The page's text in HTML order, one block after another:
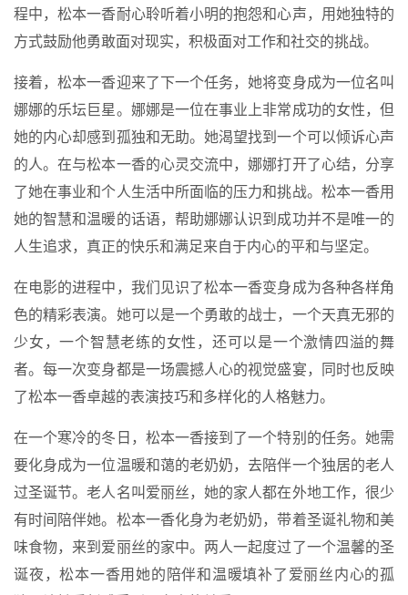
程中，松本一香耐心聆听着小明的抱怨和心声，用她独特的
方式鼓励他勇敢面对现实，积极面对工作和社交的挑战。
接着，松本一香迎来了下一个任务，她将变身成为一位名叫
娜娜的乐坛巨星。娜娜是一位在事业上非常成功的女性，但
她的内心却感到孤独和无助。她渴望找到一个可以倾诉心声
的人。在与松本一香的心灵交流中，娜娜打开了心结，分享
了她在事业和个人生活中所面临的压力和挑战。松本一香用
她的智慧和温暖的话语，帮助娜娜认识到成功并不是唯一的
人生追求，真正的快乐和满足来自于内心的平和与坚定。
在电影的进程中，我们见识了松本一香变身成为各种各样角
色的精彩表演。她可以是一个勇敢的战士，一个天真无邪的
少女，一个智慧老练的女性，还可以是一个激情四溢的舞
者。每一次变身都是一场震撼人心的视觉盛宴，同时也反映
了松本一香卓越的表演技巧和多样化的人格魅力。
在一个寒冷的冬日，松本一香接到了一个特别的任务。她需
要化身成为一位温暖和蔼的老奶奶，去陪伴一个独居的老人
过圣诞节。老人名叫爱丽丝，她的家人都在外地工作，很少
有时间陪伴她。松本一香化身为老奶奶，带着圣诞礼物和美
味食物，来到爱丽丝的家中。两人一起度过了一个温馨的圣
诞夜，松本一香用她的陪伴和温暖填补了爱丽丝内心的孤